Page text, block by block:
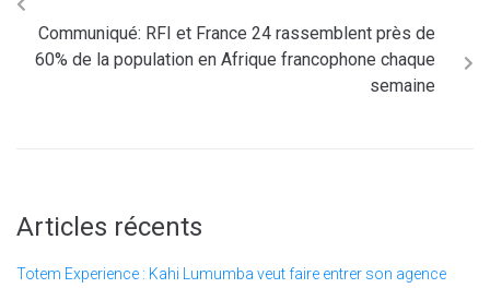
Communiqué: RFI et France 24 rassemblent près de
60% de la population en Afrique francophone chaque
semaine
Articles récents
Totem Experience : Kahi Lumumba veut faire entrer son agence